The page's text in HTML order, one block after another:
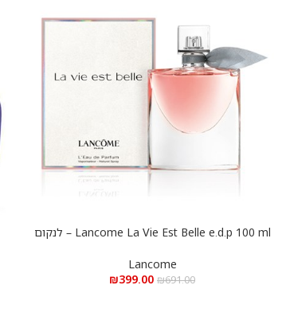
הוספה לסל
Lancome La Vie Est Belle e.d.p 100 ml – לנקום
Lancome
₪691.00
₪399.00